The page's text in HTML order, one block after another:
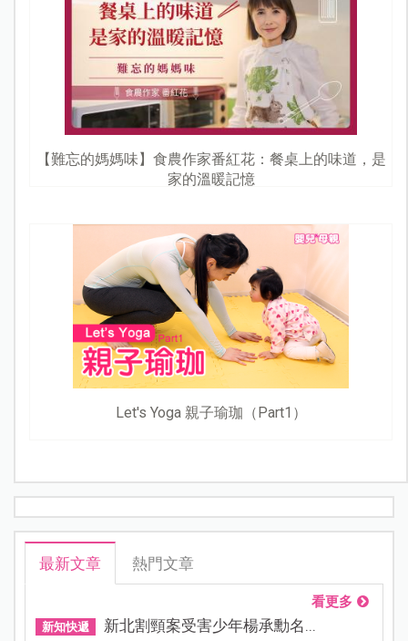
【難忘的媽媽味】食農作家番紅花：餐桌上的味道，是
家的溫暖記憶
Let's Yoga 親子瑜珈（Part1）
最新文章 熱門文章
看更多
新知快遞 新北割頸案受害少年楊承勳名...